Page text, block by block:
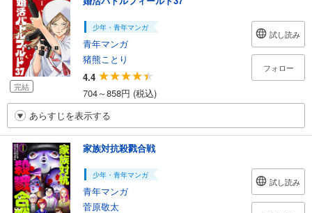
完結
少年・青年マンガ
青年マンガ
猪熊ことり
4.4
704～858円 (税込)
試し読み
フォロー
あらすじを表示する
家族対抗殺戮合戦
少年・青年マンガ
青年マンガ
菅原敬太
試し読み